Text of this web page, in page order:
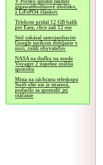
V Poľsku spustili takmer
gigawatthodinové úložisko,
z LiFePO4 článkov
Telekom pridal 12 GB balík
pre Easy, chce zaň 12 eur
Súd zakázal samojazdiacim
Google taxíkom dobíjanie v
noci, rušili obyvateľov
NASA na diaľku na sonde
Voyager 2 úspešne znížila
spotrebu
Misia na záchranu teleskopu
Swift ešte nie je stratená,
podarilo sa spomaliť jej
otáčanie